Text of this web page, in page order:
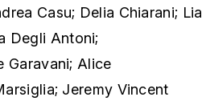
Casu; Delia Chiarani; Lia
Degli Antoni;
Garavani; Alice
Jeremy Vincent